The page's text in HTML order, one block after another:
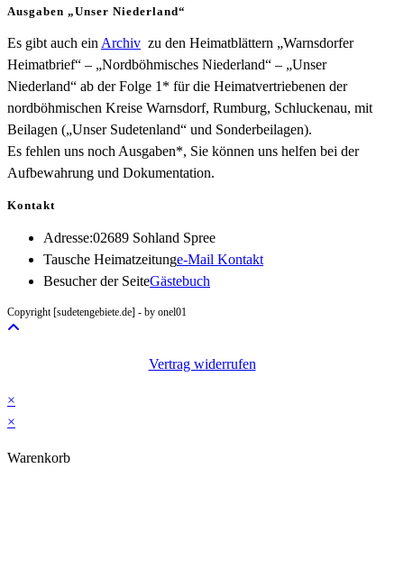
Ausgaben „Unser Niederland“
Es gibt auch ein Archiv zu den Heimatblättern „Warnsdorfer
Heimatbrief“ – „Nordböhmisches Niederland“ – „Unser
Niederland“ ab der Folge 1* für die Heimatvertriebenen der
nordböhmischen Kreise Warnsdorf, Rumburg, Schluckenau, mit
Beilagen („Unser Sudetenland“ und Sonderbeilagen).
Es fehlen uns noch Ausgaben*, Sie können uns helfen bei der
Aufbewahrung und Dokumentation.
Kontakt
Adresse:02689 Sohland Spree
Tausche Heimatzeitunge-Mail KontaktOpens
Besucher der SeiteGästebuch
Copyright [sudetengebiete.de] - by onel01
Vertrag widerrufen
×
×
Warenkorb